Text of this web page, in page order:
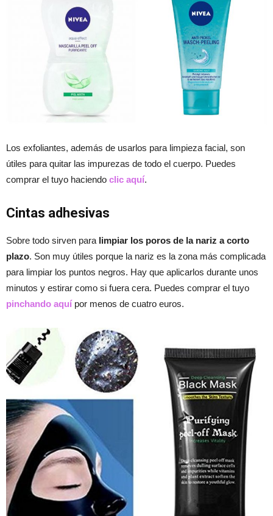
Los exfoliantes, además de usarlos para limpieza facial, son
útiles para quitar las impurezas de todo el cuerpo. Puedes
comprar el tuyo haciendo clic aquí.
Cintas adhesivas
Sobre todo sirven para limpiar los poros de la nariz a corto
plazo. Son muy útiles porque la nariz es la zona más complicada
para limpiar los puntos negros. Hay que aplicarlos durante unos
minutos y estirar como si fuera cera. Puedes comprar el tuyo
pinchando aquípor menos de cuatro euros.